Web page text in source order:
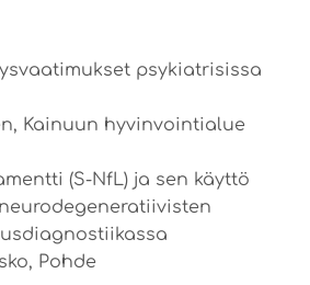
psykiatrisissa
Kainuun hyvinvointialue
(S-NfL) ja sen käyttö
Pohde